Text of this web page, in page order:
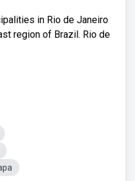
in Rio de Janeiro
region of Brazil. Rio de